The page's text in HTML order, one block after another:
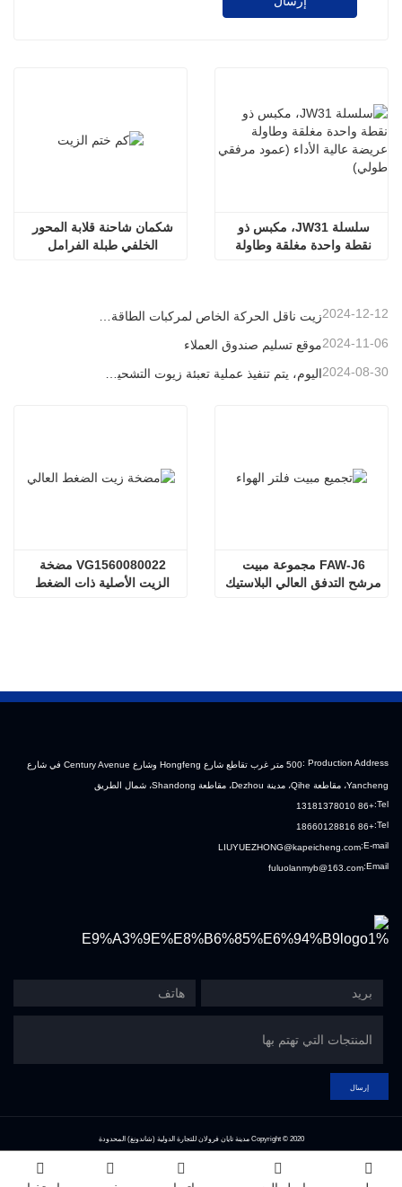
2024-12-12
موقع تسليم صندوق العملاء2024-11-06
اليوم، يتم تنفيذ عملية تعبئة زيوت التشحيم بطريقة منظمة، مما يساعد على التقدم المطرد للتنمية الصناعية 2024-08-30
Production Address : 500 متر غرب تقاطع شارع Hongfeng وشارع Century Avenue في شارع
Yancheng، مقاطعة Qihe، مدينة Dezhou، مقاطعة Shandong، شمال الطريق
Tel:
+86 13181378010
Tel:
+86 18660128816
E-mail:
LIUYUEZHONG@kapeicheng.com
Email:
fuluolanmyb@163.com
إرسال
Copyright © 2020 مدينة تايان فرولان للتجارة الدولية (شاندونغ) المحدودة
Index